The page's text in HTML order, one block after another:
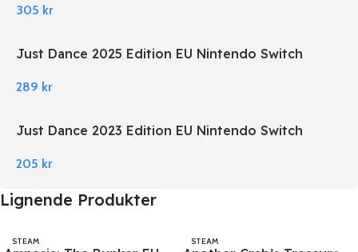
305 kr
Just Dance 2025 Edition EU Nintendo Switch
289 kr
Just Dance 2023 Edition EU Nintendo Switch
205 kr
Lignende Produkter
STEAM STEAM